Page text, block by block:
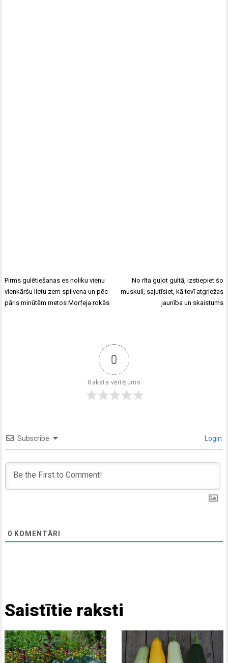
Pirms gulētiešanas es noliku vienu
vienkāršu lietu zem spilvena un pēc
pāris minūtēm metos Morfeja rokās
No rīta guļot gultā, izstiepiet šo
muskuli, sajutīsiet, kā tevī atgriežas
jaunība un skaistums
0
Raksta vērtējums
Subscribe Login
0 KOMENTĀRI
Saistītie raksti